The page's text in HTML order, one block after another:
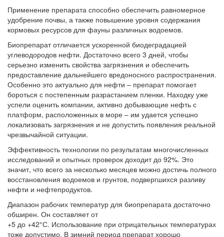
Применение препарата способно обеспечить равномерное
удобрение почвы, а также повышение уровня содержания
кормовых ресурсов для фауны различных водоемов.
Биопрепарат отличается ускоренной биодеградацией
углеводородов нефти. Достаточно всего 3 дней, чтобы
серьезно изменить свойства загрязнения и обеспечить
предоставление дальнейшего вредоносного распространения.
Особенно это актуально для нефти – препарат помогает
бороться с постепенным разрастанием пленки. Находку уже
успели оценить компании, активно добывающие нефть с
платформ, расположенных в море – им удается успешно
локализовать загрязнения и не допустить появления реальной
чрезвычайной ситуации.
Эффективность технологии по результатам многочисленных
исследований и опытных проверок доходит до 92%. Это
значит, что всего за несколько месяцев можно достичь полного
восстановления водоемов и грунтов, подвергшихся разливу
нефти и нефтепродуктов.
Диапазон рабочих температур для биопрепарата достаточно
обширен. Он составляет от
+5 до +42°С. Использование при отрицательных температурах
тоже допустимо. В зимний период препарат хорошо